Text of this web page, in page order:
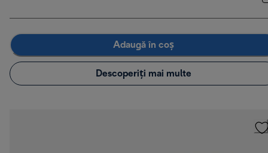
Adaugă în coș
Descoperiți mai multe